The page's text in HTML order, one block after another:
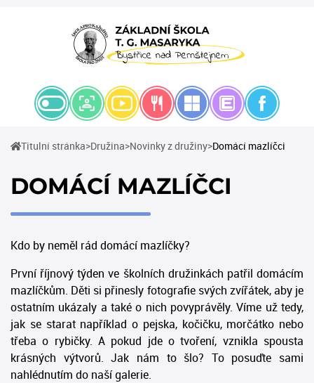
Titulní stránka(current)
Družina(current)
Novinky z družiny(current)
Domácí mazlíčci
DOMÁCÍ MAZLÍČCI
Kdo by neměl rád domácí mazlíčky?
První říjnový týden ve školních družinkách patřil domácím
mazlíčkům. Děti si přinesly fotografie svých zvířátek, aby je
ostatním ukázaly a také o nich povyprávěly. Víme už tedy,
jak se starat například o pejska, kočičku, morčátko nebo
třeba o rybičky. A pokud jde o tvoření, vznikla spousta
krásných výtvorů. Jak nám to šlo? To posuďte sami
nahlédnutím do naší galerie.